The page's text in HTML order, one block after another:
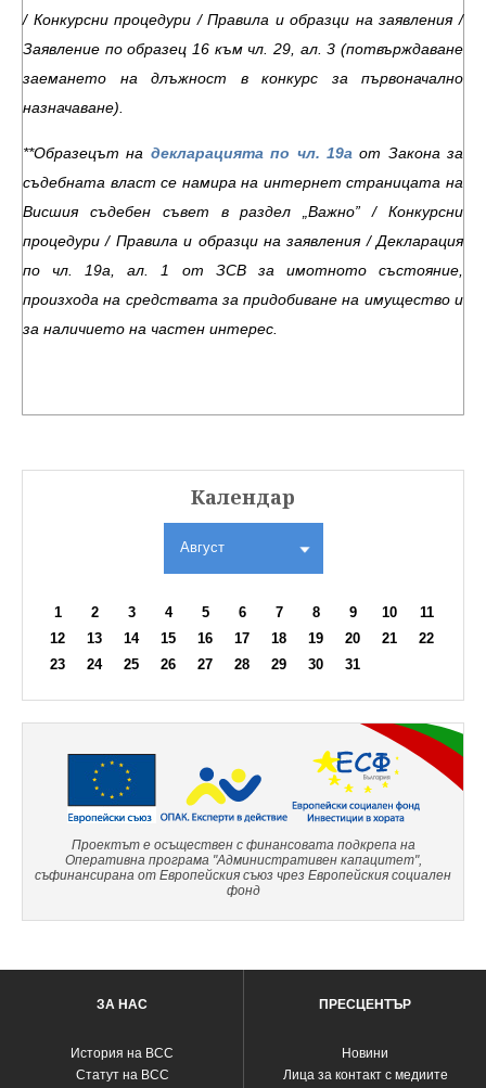
/ Конкурсни процедури / Правила и образци на заявления /
Заявление по образец 16 към чл. 29, ал. 3 (потвърждаване
заемането на длъжност в конкурс за първоначално
назначаване).
**Образецът на декларацията по чл. 19а от Закона за
съдебната власт се намира на интернет страницата на
Висшия съдебен съвет в раздел „Важно” / Конкурсни
процедури / Правила и образци на заявления / Декларация
по чл. 19а, ал. 1 от ЗСВ за имотното състояние,
произхода на средствата за придобиване на имущество и
за наличието на частен интерес.
Календар
Август
1 2 3 4 5 6 7 8 9 10
11
12
13 14 15 16 17 18 19 20 21
22
23
24 25 26 27 28 29 30 31
Проектът е осъществен с финансовата подкрепа на
Оперативна програма "Административен капацитет",
съфинансирана от Европейския съюз чрез Европейския социален
фонд
ЗА НАС
История на ВСС
Статут на ВСС
ПРЕСЦЕНТЪР
Новини
Лица за контакт с медиите